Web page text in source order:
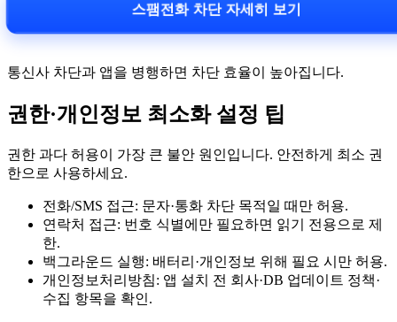
스팸전화 차단 자세히 보기
통신사 차단과 앱을 병행하면 차단 효율이 높아집니다.
권한·개인정보 최소화 설정 팁
권한 과다 허용이 가장 큰 불안 원인입니다. 안전하게 최소 권
한으로 사용하세요.
전화/SMS 접근: 문자·통화 차단 목적일 때만 허용.
연락처 접근: 번호 식별에만 필요하면 읽기 전용으로 제
한.
백그라운드 실행: 배터리·개인정보 위해 필요 시만 허용.
개인정보처리방침: 앱 설치 전 회사·DB 업데이트 정책·
수집 항목을 확인.